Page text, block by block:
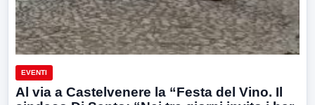
EVENTI
Al via a Castelvenere la “Festa del Vino. Il